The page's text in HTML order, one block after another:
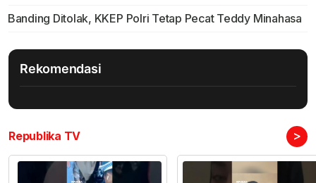
Banding Ditolak, KKEP Polri Tetap Pecat Teddy Minahasa
Rekomendasi
Republika TV >